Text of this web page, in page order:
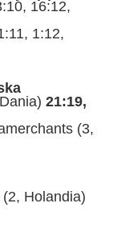
16:12,
1:12,
21:19,
(3,
Holandia)